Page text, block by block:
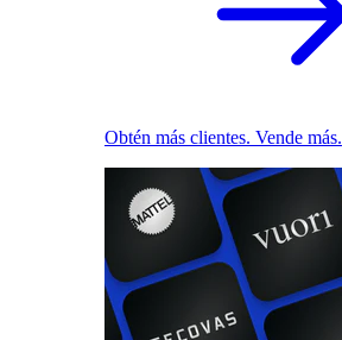
Obtén más clientes. Vende más.